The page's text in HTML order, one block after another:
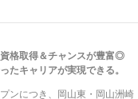
格取得＆チャンスが豊富◎
たキャリアが実現できる。
プンにつき、岡山東・岡山洲